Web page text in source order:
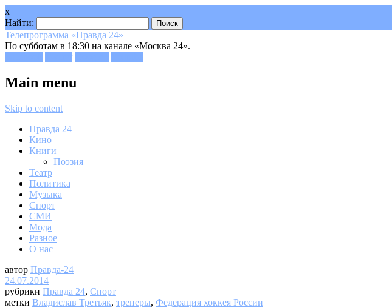
x
Найти:
Телепрограмма «Правда 24»
По субботам в 18:30 на канале «Москва 24».
Main menu
Skip to content
Правда 24
Кино
Книги
Поэзия
Театр
Политика
Музыка
Спорт
СМИ
Мода
Разное
О нас
автор Правда-24
24.07.2014
рубрики Правда 24, Спорт
метки Владислав Третьяк, тренеры, Федерация хоккея России